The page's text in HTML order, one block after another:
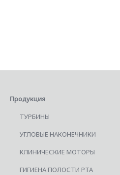
Продукция
ТУРБИНЫ
УГЛОВЫЕ НАКОНЕЧНИКИ
КЛИНИЧЕСКИЕ МОТОРЫ
ГИГИЕНА ПОЛОСТИ РТА